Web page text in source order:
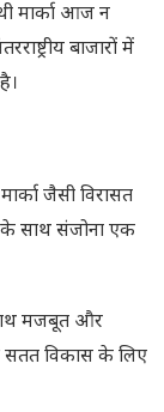
मार्का आज न
बाजारों में
जैसी विरासत
के साथ संजोना एक
मजबूत और
सतत विकास के लिए